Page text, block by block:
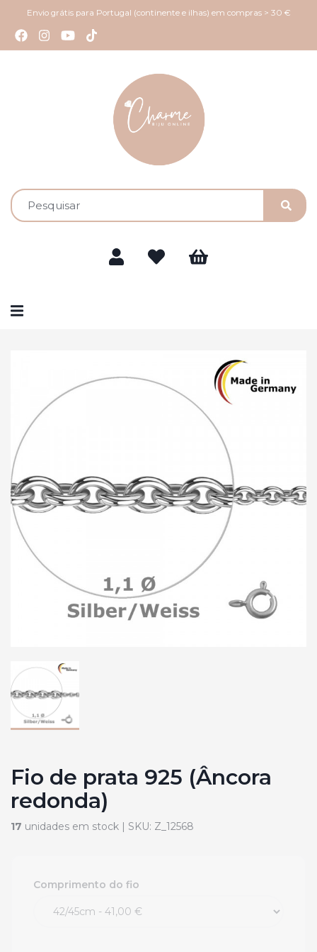
Envio grátis para Portugal (continente e ilhas) em compras > 30 €
Alternar
Fio de prata 925 (Âncora
redonda)
17 unidades em stock | SKU: Z_12568
Comprimento do fio